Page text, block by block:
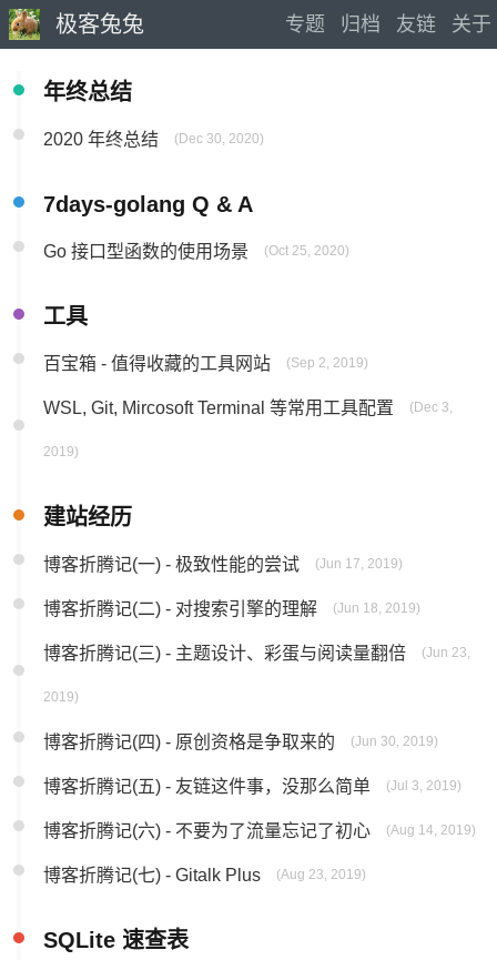
极客兔兔 专题 归档 友链 关于
年终总结
2020 年终总结 (Dec 30, 2020)
7days-golang Q & A
Go 接口型函数的使用场景 (Oct 25, 2020)
工具
百宝箱 - 值得收藏的工具网站 (Sep 2, 2019)
WSL, Git, Mircosoft Terminal 等常用工具配置 (Dec 3,
2019)
建站经历
博客折腾记(一) - 极致性能的尝试 (Jun 17, 2019)
博客折腾记(二) - 对搜索引擎的理解 (Jun 18, 2019)
博客折腾记(三) - 主题设计、彩蛋与阅读量翻倍 (Jun 23,
2019)
博客折腾记(四) - 原创资格是争取来的 (Jun 30, 2019)
博客折腾记(五) - 友链这件事，没那么简单 (Jul 3, 2019)
博客折腾记(六) - 不要为了流量忘记了初心 (Aug 14, 2019)
博客折腾记(七) - Gitalk Plus (Aug 23, 2019)
SQLite 速查表